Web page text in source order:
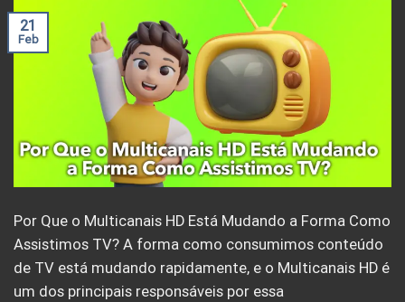
21
Feb
Por Que o Multicanais HD Está Mudando a Forma Como
Assistimos TV? A forma como consumimos conteúdo
de TV está mudando rapidamente, e o Multicanais HD é
um dos principais responsáveis por essa